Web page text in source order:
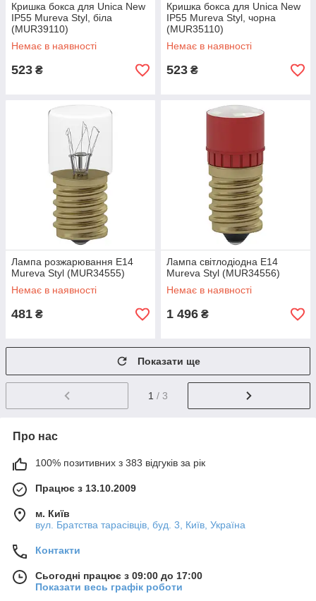
Кришка бокса для Unica New
IP55 Mureva Styl, біла
(MUR39110)
Немає в наявності
523 ₴
Кришка бокса для Unica New
IP55 Mureva Styl, чорна
(MUR35110)
Немає в наявності
523 ₴
Лампа розжарювання E14
Mureva Styl (MUR34555)
Немає в наявності
481 ₴
Лампа світлодіодна E14
Mureva Styl (MUR34556)
Немає в наявності
1 496 ₴
Показати ще
1 / 3
Про нас
100% позитивних з 383 відгуків за рік
Працює з 13.10.2009
м. Київ
вул. Братства тарасівців, буд. 3, Київ, Україна
Контакти
Сьогодні працює з 09:00 до 17:00
Показати весь графік роботи